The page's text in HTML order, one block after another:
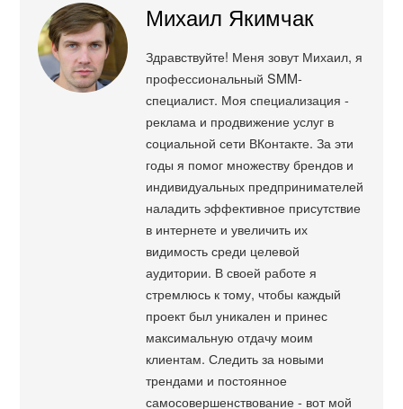
Михаил Якимчак
Здравствуйте! Меня зовут Михаил, я
профессиональный SMM-
специалист. Моя специализация -
реклама и продвижение услуг в
социальной сети ВКонтакте. За эти
годы я помог множеству брендов и
индивидуальных предпринимателей
наладить эффективное присутствие
в интернете и увеличить их
видимость среди целевой
аудитории. В своей работе я
стремлюсь к тому, чтобы каждый
проект был уникален и принес
максимальную отдачу моим
клиентам. Следить за новыми
трендами и постоянное
самосовершенствование - вот мой